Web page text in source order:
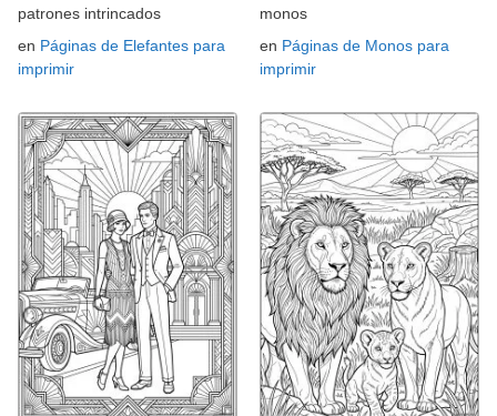
patrones intrincados
en Páginas de Elefantes para
imprimir
monos
en Páginas de Monos para
imprimir